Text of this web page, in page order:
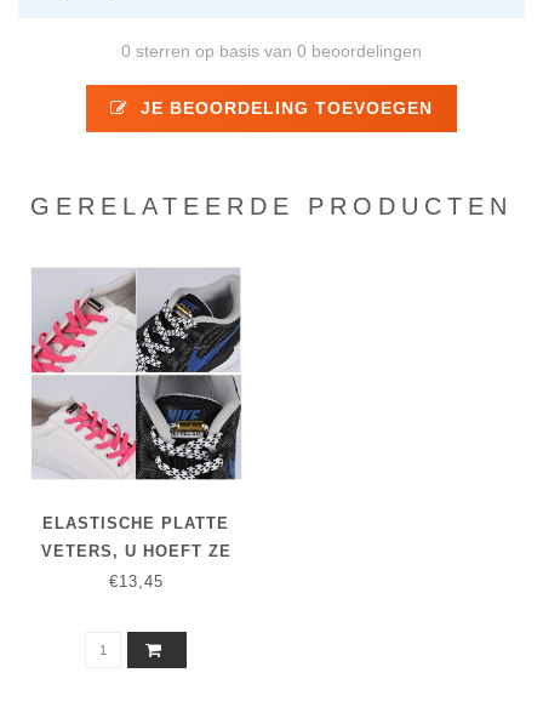
0 sterren op basis van 0 beoordelingen
JE BEOORDELING TOEVOEGEN
GERELATEERDE PRODUCTEN
ELASTISCHE PLATTE
VETERS, U HOEFT ZE
NOOIT MEER TE
€13,45